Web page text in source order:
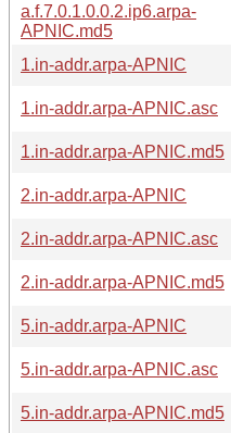
a.f.7.0.1.0.0.2.ip6.arpa-
APNIC.md5
1.in-addr.arpa-APNIC
1.in-addr.arpa-APNIC.asc
1.in-addr.arpa-APNIC.md5
2.in-addr.arpa-APNIC
2.in-addr.arpa-APNIC.asc
2.in-addr.arpa-APNIC.md5
5.in-addr.arpa-APNIC
5.in-addr.arpa-APNIC.asc
5.in-addr.arpa-APNIC.md5